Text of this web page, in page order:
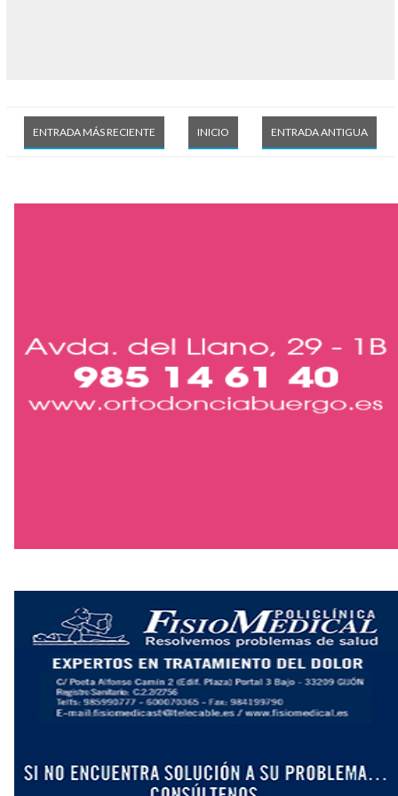
ENTRADA MÁS RECIENTE ENTRADA ANTIGUA
INICIO